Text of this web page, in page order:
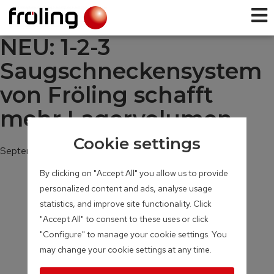
NEU: 1-2-3
Saugschneckensystem
von Fröling schafft
mehr Lagervolumen
September 20, 2011Cookie settings
By clicking on "Accept All" you allow us to provide
personalized content and ads, analyse usage
statistics, and improve site functionality. Click
"Accept All" to consent to these uses or click
"Configure" to manage your cookie settings. You
may change your cookie settings at any time.